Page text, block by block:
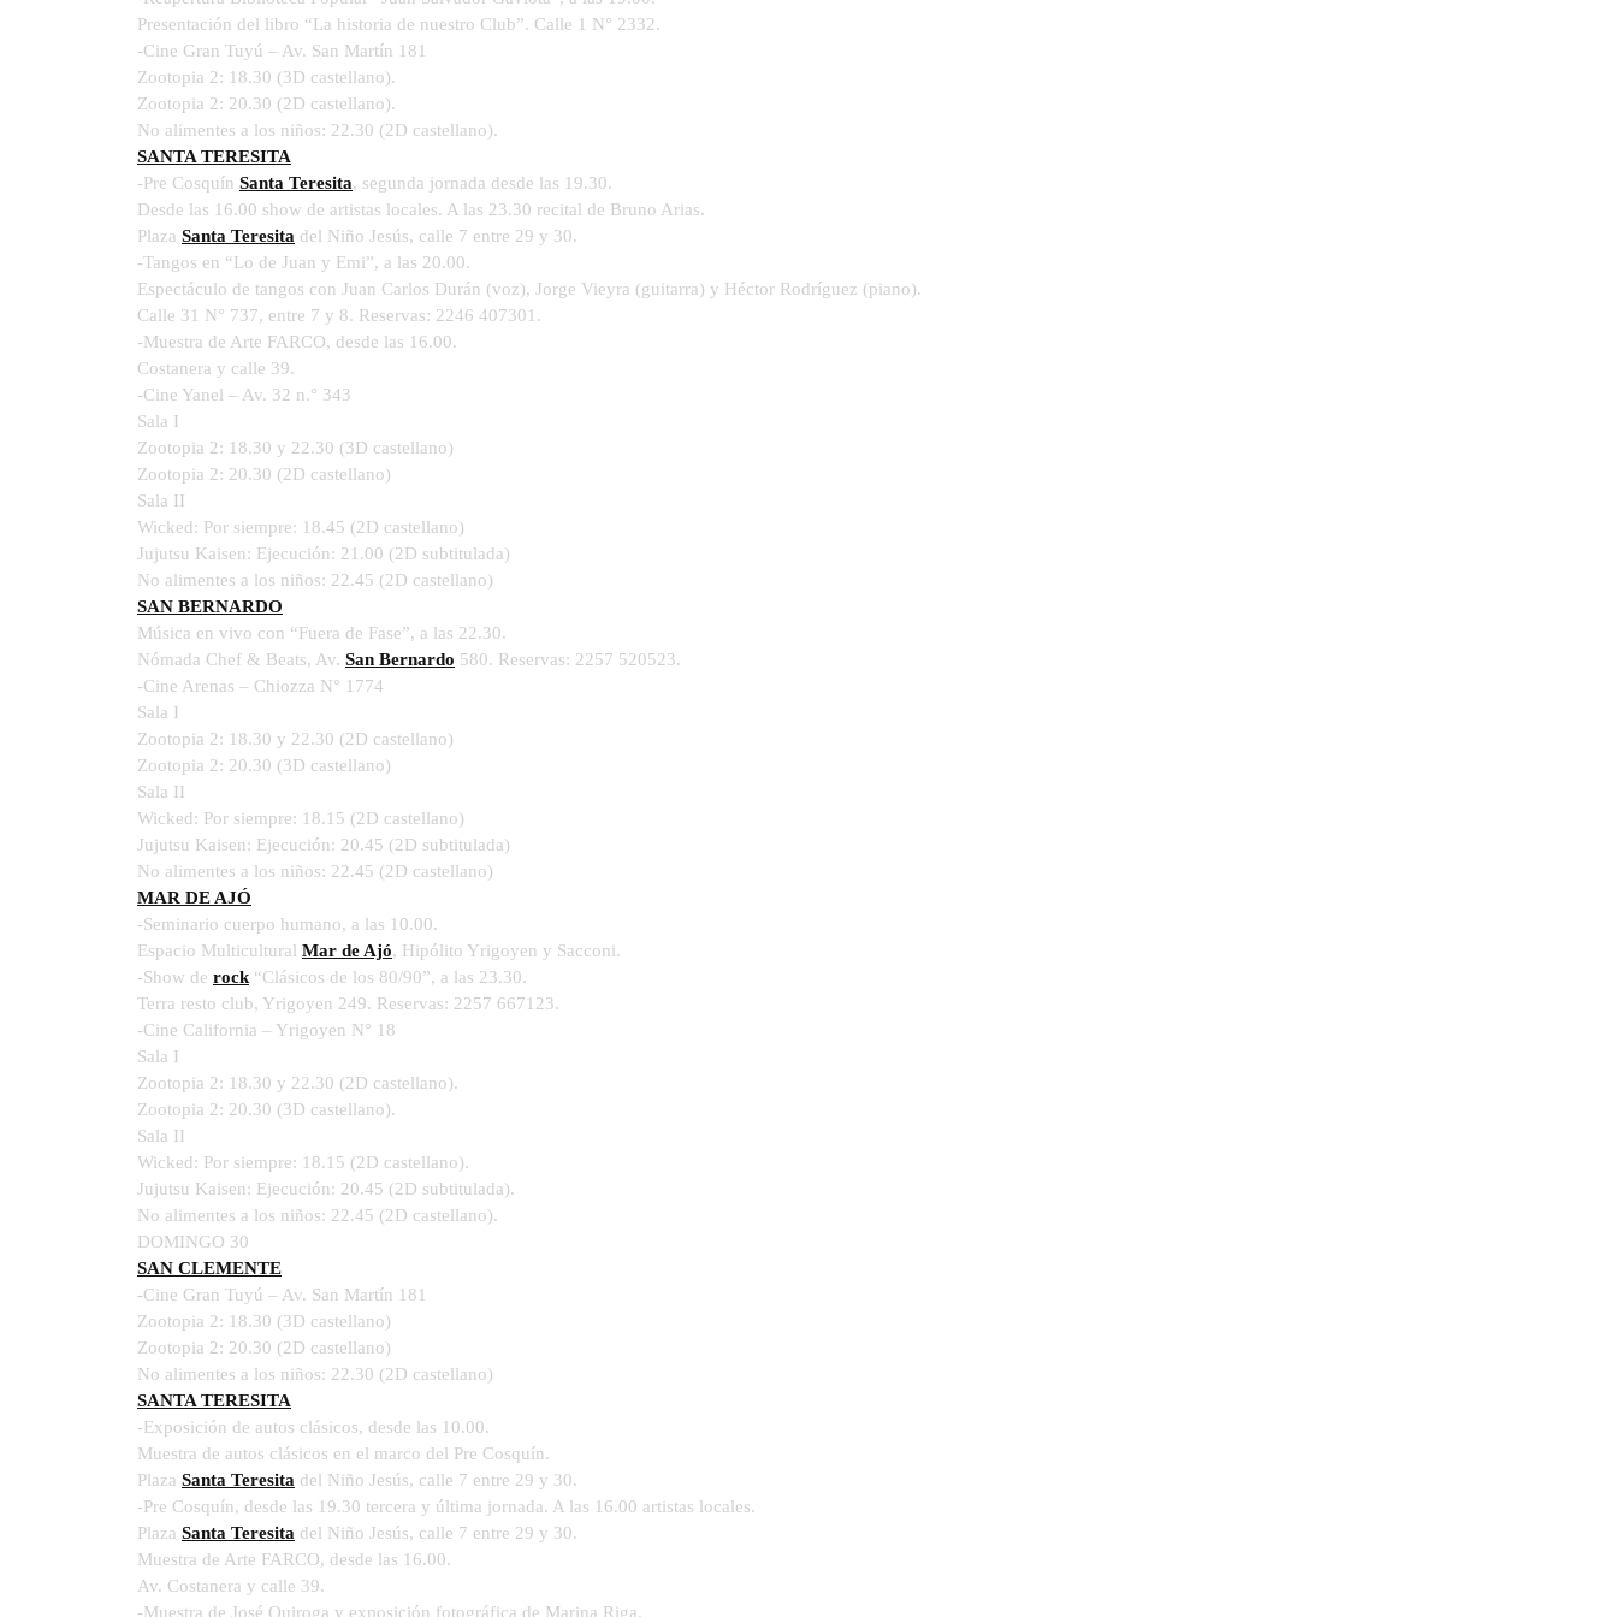
Presentación del libro “La historia de nuestro Club”. Calle 1 N° 2332.
-Cine Gran Tuyú – Av. San Martín 181
Zootopia 2: 18.30 (3D castellano).
Zootopia 2: 20.30 (2D castellano).
No alimentes a los niños: 22.30 (2D castellano).
SANTA TERESITA
-Pre Cosquín Santa Teresita, segunda jornada desde las 19.30.
Desde las 16.00 show de artistas locales. A las 23.30 recital de Bruno Arias.
Plaza Santa Teresita del Niño Jesús, calle 7 entre 29 y 30.
-Tangos en “Lo de Juan y Emi”, a las 20.00.
Espectáculo de tangos con Juan Carlos Durán (voz), Jorge Vieyra (guitarra) y Héctor Rodríguez (piano).
Calle 31 N° 737, entre 7 y 8. Reservas: 2246 407301.
-Muestra de Arte FARCO, desde las 16.00.
Costanera y calle 39.
-Cine Yanel – Av. 32 n.° 343
Sala I
Zootopia 2: 18.30 y 22.30 (3D castellano)
Zootopia 2: 20.30 (2D castellano)
Sala II
Wicked: Por siempre: 18.45 (2D castellano)
Jujutsu Kaisen: Ejecución: 21.00 (2D subtitulada)
No alimentes a los niños: 22.45 (2D castellano)
SAN BERNARDO
Música en vivo con “Fuera de Fase”, a las 22.30.
Nómada Chef & Beats, Av. San Bernardo 580. Reservas: 2257 520523.
-Cine Arenas – Chiozza N° 1774
Sala I
Zootopia 2: 18.30 y 22.30 (2D castellano)
Zootopia 2: 20.30 (3D castellano)
Sala II
Wicked: Por siempre: 18.15 (2D castellano)
Jujutsu Kaisen: Ejecución: 20.45 (2D subtitulada)
No alimentes a los niños: 22.45 (2D castellano)
MAR DE AJÓ
-Seminario cuerpo humano, a las 10.00.
Espacio Multicultural Mar de Ajó, Hipólito Yrigoyen y Sacconi.
-Show de rock “Clásicos de los 80/90”, a las 23.30.
Terra resto club, Yrigoyen 249. Reservas: 2257 667123.
-Cine California – Yrigoyen N° 18
Sala I
Zootopia 2: 18.30 y 22.30 (2D castellano).
Zootopia 2: 20.30 (3D castellano).
Sala II
Wicked: Por siempre: 18.15 (2D castellano).
Jujutsu Kaisen: Ejecución: 20.45 (2D subtitulada).
No alimentes a los niños: 22.45 (2D castellano).
DOMINGO 30
SAN CLEMENTE
-Cine Gran Tuyú – Av. San Martín 181
Zootopia 2: 18.30 (3D castellano)
Zootopia 2: 20.30 (2D castellano)
No alimentes a los niños: 22.30 (2D castellano)
SANTA TERESITA
-Exposición de autos clásicos, desde las 10.00.
Muestra de autos clásicos en el marco del Pre Cosquín.
Plaza Santa Teresita del Niño Jesús, calle 7 entre 29 y 30.
-Pre Cosquín, desde las 19.30 tercera y última jornada. A las 16.00 artistas locales.
Plaza Santa Teresita del Niño Jesús, calle 7 entre 29 y 30.
Muestra de Arte FARCO, desde las 16.00.
Av. Costanera y calle 39.
-Muestra de José Quiroga y exposición fotográfica de Marina Riga.